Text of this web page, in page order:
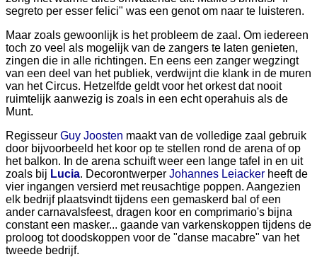
segreto per esser felici" was een genot om naar te luisteren.
Maar zoals gewoonlijk is het probleem de zaal. Om iedereen
toch zo veel als mogelijk van de zangers te laten genieten,
zingen die in alle richtingen. En eens een zanger wegzingt
van een deel van het publiek, verdwijnt die klank in de muren
van het Circus. Hetzelfde geldt voor het orkest dat nooit
ruimtelijk aanwezig is zoals in een echt operahuis als de
Munt.
Regisseur Guy Joosten maakt van de volledige zaal gebruik
door bijvoorbeeld het koor op te stellen rond de arena of op
het balkon. In de arena schuift weer een lange tafel in en uit
zoals bij Lucia. Decorontwerper Johannes Leiacker heeft de
vier ingangen versierd met reusachtige poppen. Aangezien
elk bedrijf plaatsvindt tijdens een gemaskerd bal of een
ander carnavalsfeest, dragen koor en comprimario's bijna
constant een masker... gaande van varkenskoppen tijdens de
proloog tot doodskoppen voor de "danse macabre" van het
tweede bedrijf.